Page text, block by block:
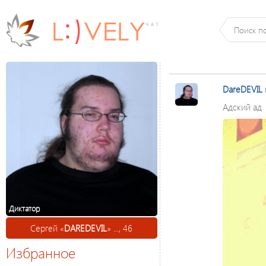
Диктатор
Сергей «DAREDEVIL» ..., 46
Избранное
DareDEVIL
Адский ад